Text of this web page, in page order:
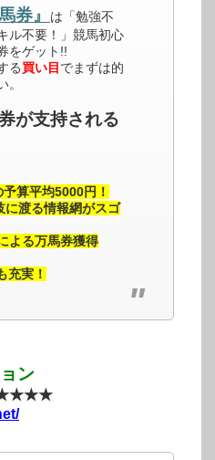
券』
は「勉強不
ル不要！」競馬初心
をゲット!!
る買い目 でまずは的
。
が支持される
算平均5000円！
渡る情報網がスゴ
よる万馬券獲得
充実！
ン